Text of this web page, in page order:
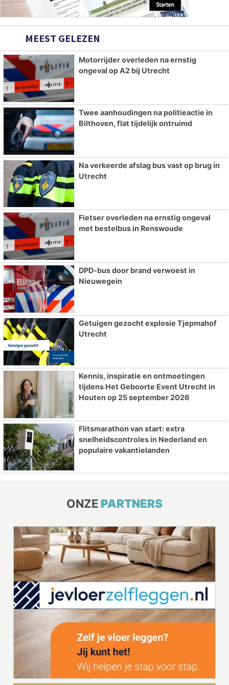
MEEST GELEZEN
Motorrijder overleden na ernstig
ongeval op A2 bij Utrecht
Twee aanhoudingen na politieactie in
Bilthoven, flat tijdelijk ontruimd
Na verkeerde afslag bus vast op brug in
Utrecht
Fietser overleden na ernstig ongeval
met bestelbus in Renswoude
DPD-bus door brand verwoest in
Nieuwegein
Getuigen gezocht explosie Tjepmahof
Utrecht
Kennis, inspiratie en ontmoetingen
tijdens Het Geboorte Event Utrecht in
Houten op 25 september 2026
Flitsmarathon van start: extra
snelheidscontroles in Nederland en
populaire vakantielanden
ONZE PARTNERS